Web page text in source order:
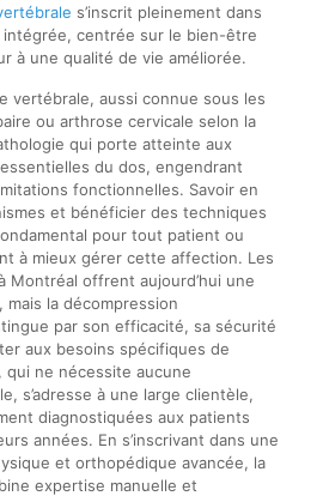
s’inscrit pleinement dans
intégrée, centrée sur le bien-être
à une qualité de vie améliorée.
vertébrale, aussi connue sous les
ou arthrose cervicale selon la
qui porte atteinte aux
du dos, engendrant
fonctionnelles. Savoir en
et bénéficier des techniques
pour tout patient ou
à mieux gérer cette affection. Les
Montréal offrent aujourd’hui une
la décompression
par son efficacité, sa sécurité
aux besoins spécifiques de
ne nécessite aucune
s’adresse à une large clientèle,
diagnostiquées aux patients
années. En s’inscrivant dans une
et orthopédique avancée, la
expertise manuelle et